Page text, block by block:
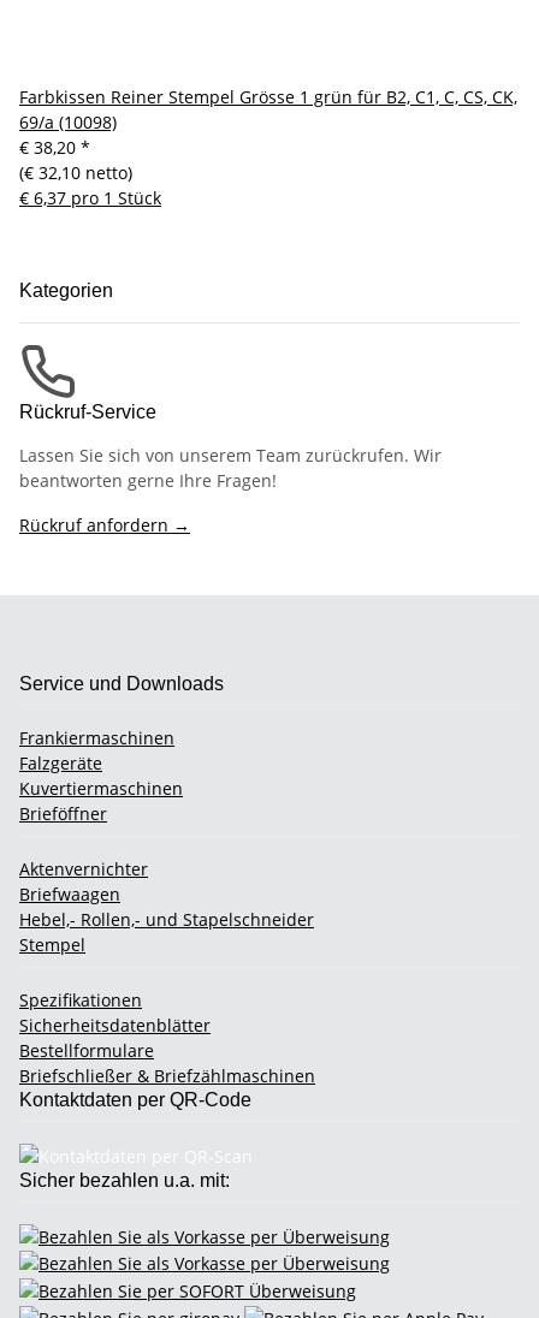
Farbkissen Reiner Stempel Grösse 1 grün für B2, C1, C, CS, CK,
69/a (10098)
€ 38,20 *
(€ 32,10 netto)
€ 6,37 pro 1 Stück
Kategorien
Rückruf-Service
Lassen Sie sich von unserem Team zurückrufen. Wir
beantworten gerne Ihre Fragen!
Rückruf anfordern →
Service und Downloads
Frankiermaschinen
Falzgeräte
Kuvertiermaschinen
Brieföffner
Aktenvernichter
Briefwaagen
Hebel,- Rollen,- und Stapelschneider
Stempel
Spezifikationen
Sicherheitsdatenblätter
Bestellformulare
Briefschließer & Briefzählmaschinen
Kontaktdaten per QR-Code
Sicher bezahlen u.a. mit: